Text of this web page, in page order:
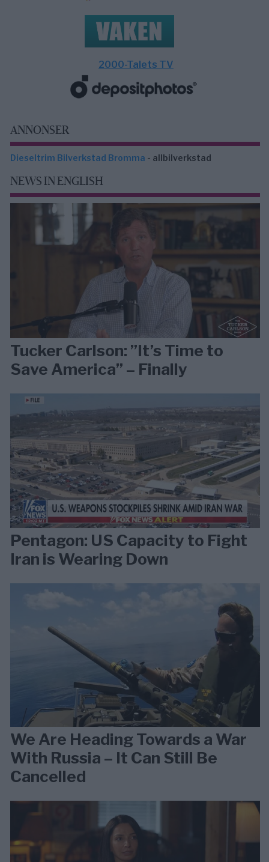
2000-Talets TV
ANNONSER
Dieseltrim Bilverkstad Bromma - allbilverkstad
NEWS IN ENGLISH
Tucker Carlson: ”It’s Time to
Save America” – Finally
Pentagon: US Capacity to Fight
Iran is Wearing Down
We Are Heading Towards a War
With Russia – It Can Still Be
Cancelled